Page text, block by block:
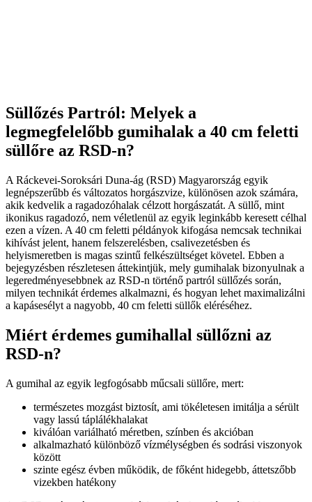
Süllőzés Partról: Melyek a
legmegfelelőbb gumihalak a 40 cm feletti
süllőre az RSD-n?
A Ráckevei-Soroksári Duna-ág (RSD) Magyarország egyik
legnépszerűbb és változatos horgászvize, különösen azok számára,
akik kedvelik a ragadozóhalak célzott horgászatát. A süllő, mint
ikonikus ragadozó, nem véletlenül az egyik leginkább keresett célhal
ezen a vízen. A 40 cm feletti példányok kifogása nemcsak technikai
kihívást jelent, hanem felszerelésben, csalivezetésben és
helyismeretben is magas szintű felkészültséget követel. Ebben a
bejegyzésben részletesen áttekintjük, mely gumihalak bizonyulnak a
legeredményesebbnek az RSD-n történő partról süllőzés során,
milyen technikát érdemes alkalmazni, és hogyan lehet maximalizálni
a kapásesélyt a nagyobb, 40 cm feletti süllők eléréséhez.
Miért érdemes gumihallal süllőzni az
RSD-n?
A gumihal az egyik legfogósabb műcsali süllőre, mert:
természetes mozgást biztosít, ami tökéletesen imitálja a sérült
vagy lassú táplálékhalakat
kiválóan variálható méretben, színben és akcióban
alkalmazható különböző vízmélységben és sodrási viszonyok
között
szinte egész évben működik, de főként hidegebb, áttetszőbb
vizekben hatékony